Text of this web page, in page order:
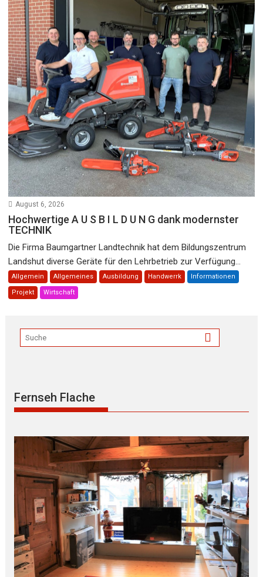
August 6, 2026
Hochwertige A U S B I L D U N G dank modernster
TECHNIK
Die Firma Baumgartner Landtechnik hat dem Bildungszentrum
Landshut diverse Geräte für den Lehrbetrieb zur Verfügung...
Allgemein Allgemeines Ausbildung Handwerrk Informationen
Projekt Wirtschaft
Fernseh Flache